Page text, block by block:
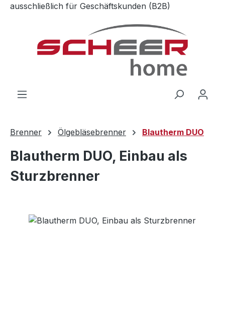
Zum Hauptinhalt springen
ausschließlich für Geschäftskunden (B2B)
Brenner Ölgebläsebrenner Blautherm DUO
Blautherm DUO, Einbau als
Sturzbrenner
Bildergalerie überspringen